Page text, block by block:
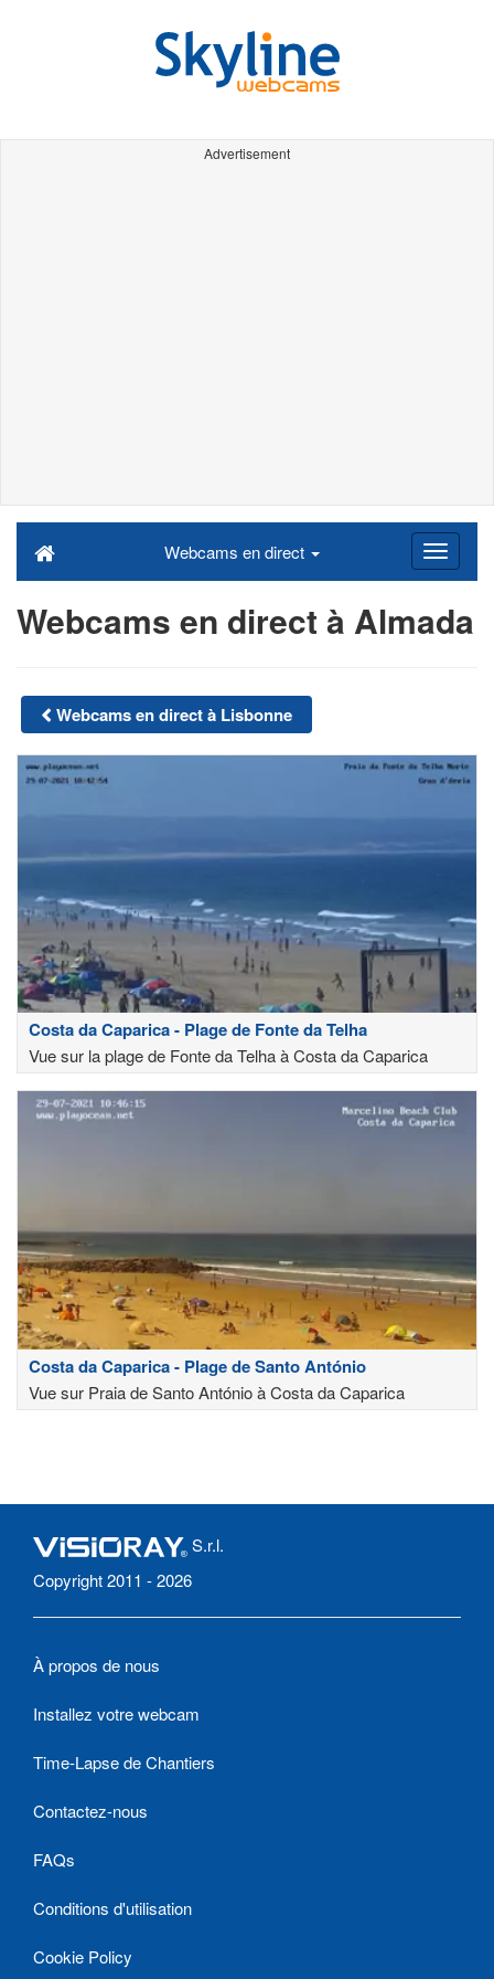
Advertisement
Webcams en direct
Webcams en direct à Almada
Webcams en direct à Lisbonne
Costa da Caparica - Plage de Fonte da Telha
Vue sur la plage de Fonte da Telha à Costa da Caparica
Costa da Caparica - Plage de Santo António
Vue sur Praia de Santo António à Costa da Caparica
S.r.l.
Copyright 2011 - 2026
À propos de nous
Installez votre webcam
Time-Lapse de Chantiers
Contactez-nous
FAQs
Conditions d'utilisation
Cookie Policy